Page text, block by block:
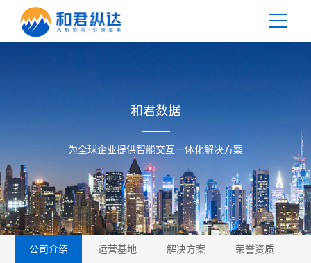
您当前位置： 首页 > 公司业务
和君数据
为全球企业提供智能交互一体化解决方案
公司介绍 运营基地 解决方案 荣誉资质